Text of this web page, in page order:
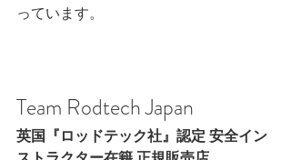
っています。
Team Rodtech Japan
英国『ロッドテック社』認定 安全イン